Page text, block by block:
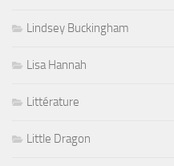
Lindsey Buckingham
Lisa Hannah
Littérature
Little Dragon